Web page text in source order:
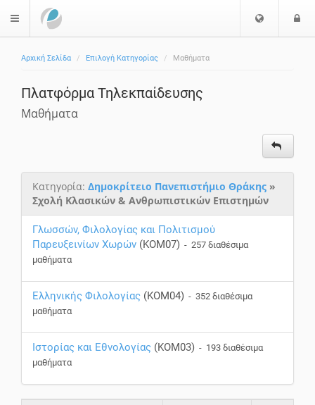
$langMenu
λ
ώ
σ
σ
ς
Αρχική Σελίδα Επιλογή Κατηγορίας Μαθήματα
Πλατφόρμα Τηλεκπαίδευσης
Μαθήματα
Κατηγορία: Δημοκρίτειο Πανεπιστήμιο Θράκης »
Σχολή Κλασικών & Ανθρωπιστικών Επιστημών
Γλωσσών, Φιλολογίας και Πολιτισμού
Παρευξεινίων Χωρών (KOM07) - 257 διαθέσιμα
μαθήματα
Ελληνικής Φιλολογίας (KOM04) - 352 διαθέσιμα
μαθήματα
Ιστορίας και Εθνολογίας (KOM03) - 193 διαθέσιμα
μαθήματα